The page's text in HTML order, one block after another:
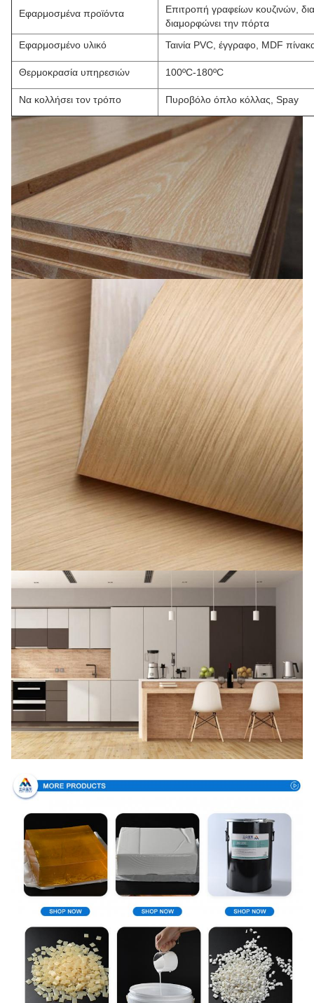
Εφαρμοσμένα προϊόντα
Επιτροπή γραφείων κουζινών,
διαμορφώνει την πόρτα
Εφαρμοσμένο υλικό
Ταινία PVC, έγγραφο, MDF
Θερμοκρασία υπηρεσιών 100ºC-180ºC
Να κολλήσει τον τρόπο Πυροβόλο όπλο κόλλας, Spay